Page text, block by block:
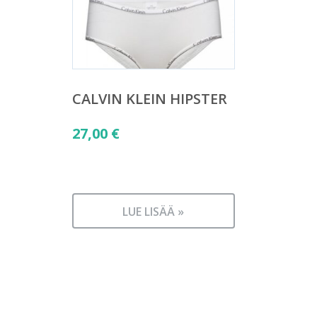
CALVIN KLEIN HIPSTER
27,00 €
LUE LISÄÄ »